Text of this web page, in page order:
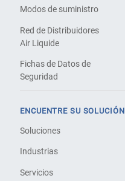
Modos de suministro
Red de Distribuidores
Air Liquide
Fichas de Datos de
Seguridad
ENCUENTRE SU SOLUCIÓN
Soluciones
Industrias
Servicios